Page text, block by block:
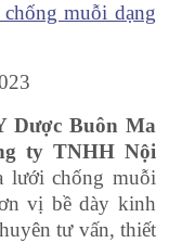
muỗi dạng
Dược Buôn Ma
ty TNHH Nội
lưới chống muỗi
vị bề dày kinh
tư vấn, thiết